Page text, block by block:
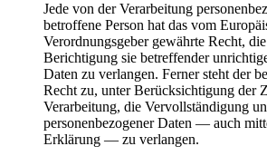
Jede von der Verarbeitung
betroffene Person hat das vom
Verordnungsgeber gewährte Recht,
Berichtigung sie betreffender
Daten zu verlangen. Ferner steht der
Recht zu, unter Berücksichtigung der
Verarbeitung, die Vervollständigung
personenbezogener Daten — auch
Erklärung — zu verlangen.